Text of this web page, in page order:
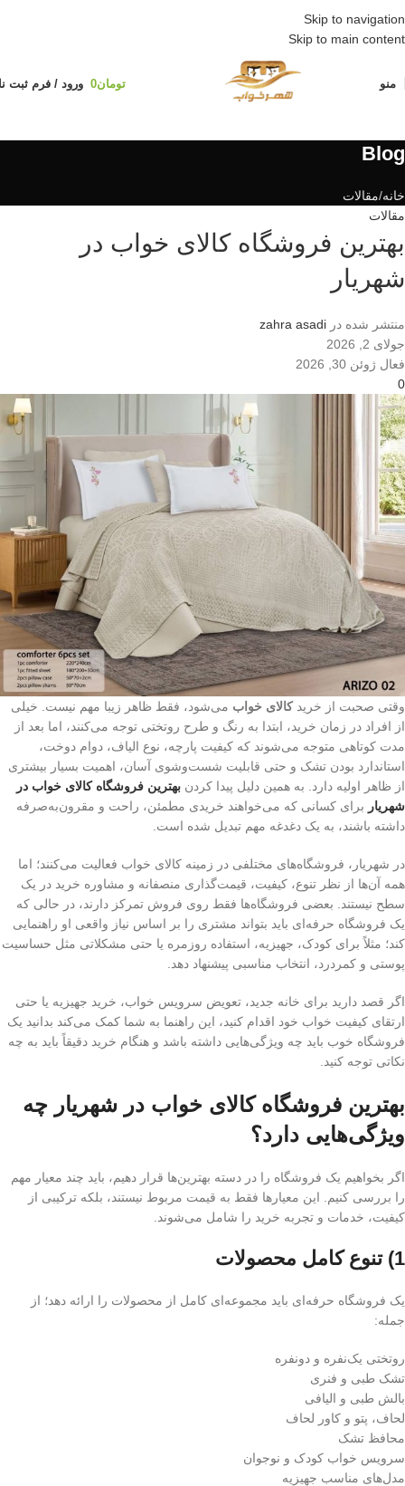
Skip to navigation
Skip to main content
ارسال رایگان: خرید نقدی بالای ۱۵ میلیون
منو تومان0 ورود / فرم ثبت
Blog
خانه مقالات
مقالات
بهترین فروشگاه کالای خواب در
شهریار
منتشر شده در zahra asadi
جولای 2, 2026
فعال ژوئن 30, 2026
0
وقتی صحبت از خریدکالای خواب می‌شود، فقط ظاهر زیبا مهم نیست. خیلی
از افراد در زمان خرید، ابتدا به رنگ و طرح روتختی توجه می‌کنند، اما بعد از
مدت کوتاهی متوجه می‌شوند که کیفیت پارچه، نوع الیاف، دوام دوخت،
استاندارد بودن تشک و حتی قابلیت شست‌وشوی آسان، اهمیت بسیار بیشتری
از ظاهر اولیه دارد. به همین دلیل پیدا کردن بهترین فروشگاه کالای خواب در
شهریار برای کسانی که می‌خواهند خریدی مطمئن، راحت و مقرون‌به‌صرفه
داشته باشند، به یک دغدغه مهم تبدیل شده است.
در شهریار، فروشگاه‌های مختلفی در زمینه کالای خواب فعالیت می‌کنند؛ اما
همه آن‌ها از نظر تنوع، کیفیت، قیمت‌گذاری منصفانه و مشاوره خرید در یک
سطح نیستند. بعضی فروشگاه‌ها فقط روی فروش تمرکز دارند، در حالی که
یک فروشگاه حرفه‌ای باید بتواند مشتری را بر اساس نیاز واقعی او راهنمایی
کند؛ مثلاً برای کودک، جهیزیه، استفاده روزمره یا حتی مشکلاتی مثل حساسیت
پوستی و کمردرد، انتخاب مناسبی پیشنهاد دهد.
اگر قصد دارید برای خانه جدید، تعویض سرویس خواب، خرید جهیزیه یا حتی
ارتقای کیفیت خواب خود اقدام کنید، این راهنما به شما کمک می‌کند بدانید یک
فروشگاه خوب باید چه ویژگی‌هایی داشته باشد و هنگام خرید دقیقاً باید به چه
نکاتی توجه کنید.
بهترین فروشگاه کالای خواب در شهریار چه
ویژگی‌هایی دارد؟
اگر بخواهیم یک فروشگاه را در دسته بهترین‌ها قرار دهیم، باید چند معیار مهم
را بررسی کنیم. این معیارها فقط به قیمت مربوط نیستند، بلکه ترکیبی از
کیفیت، خدمات و تجربه خرید را شامل می‌شوند.
1) تنوع کامل محصولات
یک فروشگاه حرفه‌ای باید مجموعه‌ای کامل از محصولات را ارائه دهد؛ از
جمله:
روتختی یک‌نفره و دونفره
تشک طبی و فنری
بالش طبی و الیافی
لحاف، پتو و کاور لحاف
محافظ تشک
سرویس خواب کودک و نوجوان
مدل‌های مناسب جهیزیه